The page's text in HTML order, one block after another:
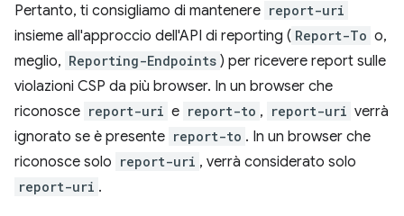
Pertanto, ti consigliamo di mantenere report-uri
insieme all'approccio dell'API di reporting ( Report-To o,
meglio, Reporting-Endpoints ) per ricevere report sulle
violazioni CSP da più browser. In un browser che
riconosce report-uri e report-to , report-uri verrà
ignorato se è presente report-to . In un browser che
riconosce solo report-uri , verrà considerato solo
report-uri .